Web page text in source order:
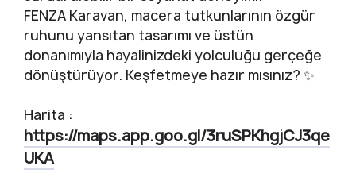
FENZA Karavan, macera tutkunlarının özgür
ruhunu yansıtan tasarımı ve üstün
donanımıyla hayalinizdeki yolculuğu gerçeğe
dönüştürüyor. Keşfetmeye hazır mısınız? ✨
Harita :
https://maps.app.goo.gl/3ruSPKhgjCJ3qe
UKA